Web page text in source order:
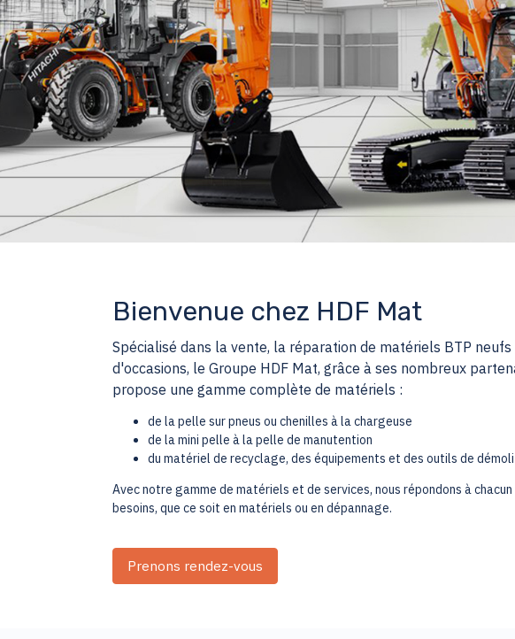
Bienvenue chez HDF Mat
Spécialisé dans la vente, la réparation de matériels BTP neufs
d'occasions, le Groupe HDF Mat, grâce à ses nombreux
propose une gamme complète de matériels :
de la pelle sur pneus ou chenilles à la chargeuse
de la mini pelle à la pelle de manutention
du matériel de recyclage, des équipements et des outils de
Avec notre gamme de matériels et de services, nous répondons à chacun
besoins, que ce soit en matériels ou en dépannage.
Prenons rendez-vous